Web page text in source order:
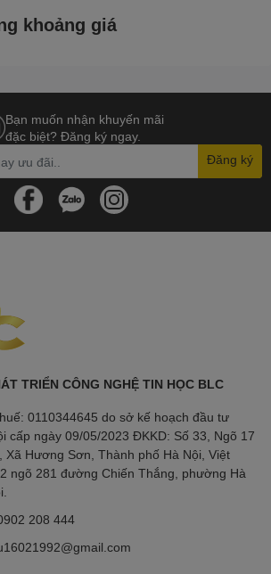
khoảng giá
Bạn muốn nhận khuyến mãi
đặc biệt? Đăng ký ngay.
Đăng ký
TRIỂN CÔNG NGHỆ TIN HỌC BLC
0110344645 do sở kế hoạch đầu tư
cấp ngày 09/05/2023 ĐKKD: Số 33, Ngõ 17
Hương Sơn, Thành phố Hà Nội, Việt
ngõ 281 đường Chiến Thắng, phường Hà
208 444